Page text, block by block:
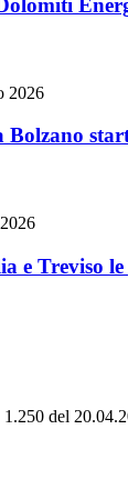
2026
Bolzano
e Treviso
del